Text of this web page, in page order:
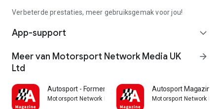
Verbeterde prestaties, meer gebruiksgemak voor jou!
App-support expand_more
Meer van Motorsport Network Media UK
Ltd
arrow_forward
Autosport - Formerly GP Racing
Motorsport Network Media UK Ltd
Autosport Magazine
Motorsport Network